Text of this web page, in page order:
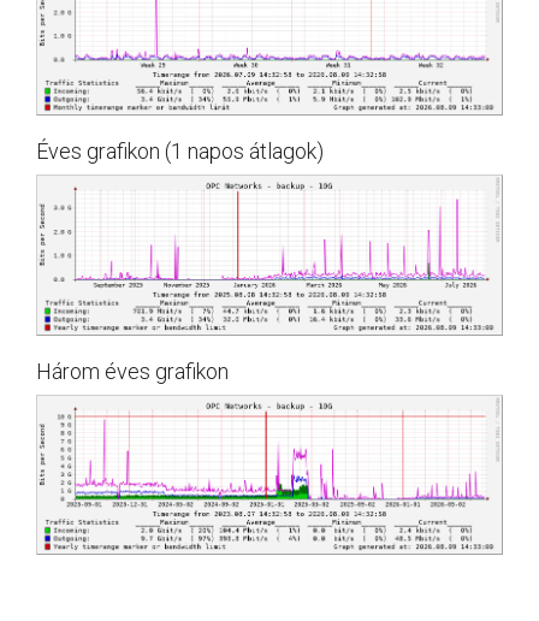
Éves grafikon (1 napos átlagok)
Három éves grafikon